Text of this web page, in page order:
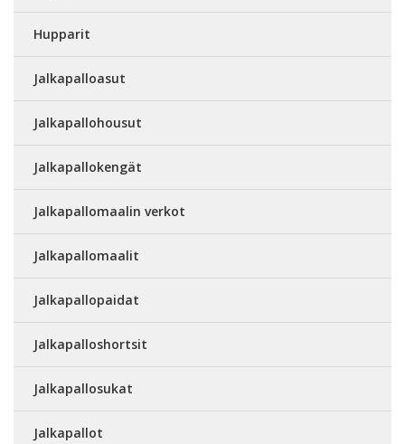
Hupparit
Jalkapalloasut
Jalkapallohousut
Jalkapallokengät
Jalkapallomaalin verkot
Jalkapallomaalit
Jalkapallopaidat
Jalkapalloshortsit
Jalkapallosukat
Jalkapallot